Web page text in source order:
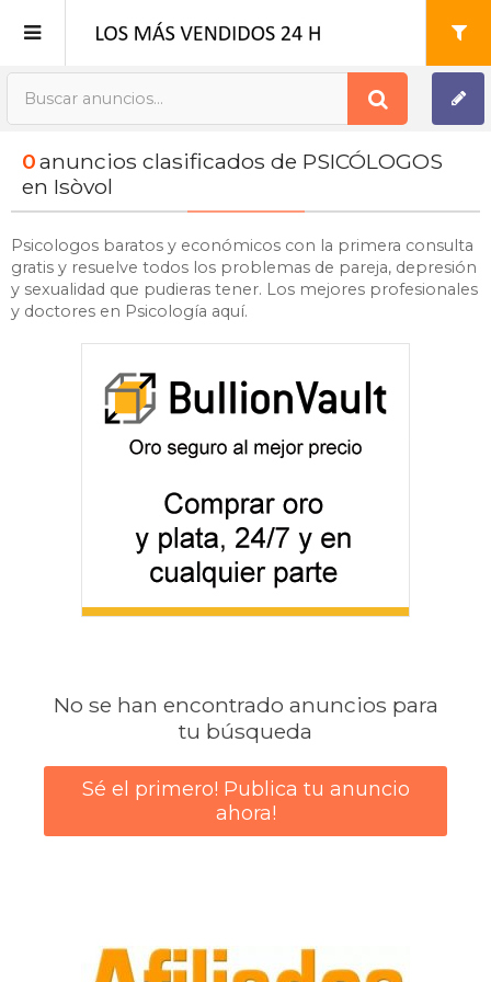
Publica tu Anuncio
Registro
0anuncios clasificados de PSICÓLOGOS
en Isòvol
Psicologos baratos y económicos con la primera consulta
gratis y resuelve todos los problemas de pareja, depresión
y sexualidad que pudieras tener. Los mejores profesionales
y doctores en Psicología aquí.
No se han encontrado anuncios para
tu búsqueda
Sé el primero! Publica tu anuncio
ahora!